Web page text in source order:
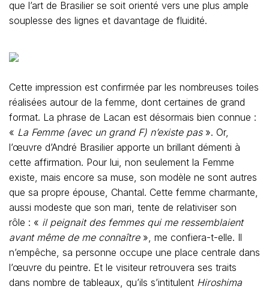
que l’art de Brasilier se soit orienté vers une plus ample
souplesse des lignes et davantage de fluidité.
Cette impression est confirmée par les nombreuses toiles
réalisées autour de la femme, dont certaines de grand
format. La phrase de Lacan est désormais bien connue :
« La Femme (avec un grand F) n’existe pas». Or,
l’œuvre d’André Brasilier apporte un brillant démenti à
cette affirmation. Pour lui, non seulement la Femme
existe, mais encore sa muse, son modèle ne sont autres
que sa propre épouse, Chantal. Cette femme charmante,
aussi modeste que son mari, tente de relativiser son
rôle : « il peignait des femmes qui me ressemblaient
avant même de me connaître», me confiera-t-elle. Il
n’empêche, sa personne occupe une place centrale dans
l’œuvre du peintre. Et le visiteur retrouvera ses traits
dans nombre de tableaux, qu’ils s’intitulent Hiroshima